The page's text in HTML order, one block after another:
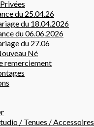
du 25.04.26
du 18.04.2026
du 06.06.2026
du 27.06
Né
remerciement
/ Tenues / Accessoires